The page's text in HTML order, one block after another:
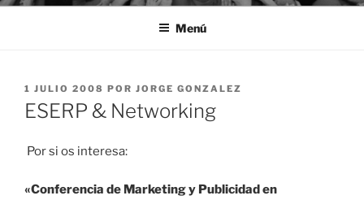
Menú
PUBLICADO
EL
1 JULIO 2008 POR JORGE GONZALEZ
ESERP & Networking
Por si os interesa:
«Conferencia de Marketing y Publicidad en